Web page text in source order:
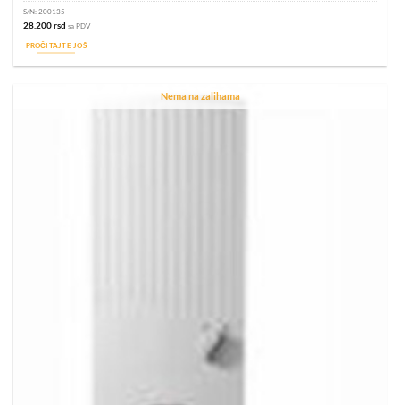
S/N:200135
28.200rsd sa PDV
PROČITAJTE JOŠ
Nema na zalihama